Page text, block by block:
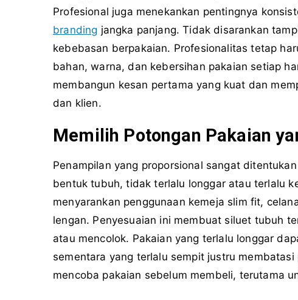
Profesional juga menekankan pentingnya
branding jangka panjang. Tidak disarankan
kebebasan berpakaian. Profesionalitas tetap
bahan, warna, dan kebersihan pakaian setiap
membangun kesan pertama yang kuat dan
dan klien.
Memilih Potongan Pakaian
Penampilan yang proporsional sangat
bentuk tubuh, tidak terlalu longgar atau terlalu
menyarankan penggunaan kemeja slim fit,
lengan. Penyesuaian ini membuat siluet tubuh
atau mencolok. Pakaian yang terlalu longgar
sementara yang terlalu sempit justru
mencoba pakaian sebelum membeli, terutama